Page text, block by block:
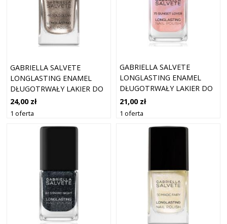
GABRIELLA SALVETE
LONGLASTING ENAMEL
DŁUGOTRWAŁY LAKIER DO
PAZNOKCI Z BROKATEM
ODCIEŃ 48 GOLD GLOW 11
24,00 zł
1 oferta
GABRIELLA SALVETE
LONGLASTING ENAMEL
DŁUGOTRWAŁY LAKIER DO
PAZNOKCI Z BROKATEM
ODCIEŃ 75 SUNSET LOVER
21,00 zł
1 oferta